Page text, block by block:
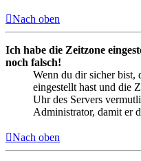
Nach oben
Ich habe die Zeitzone
noch falsch!
Wenn du dir sicher bist,
eingestellt hast und die
Uhr des Servers
Administrator, damit er
Nach oben